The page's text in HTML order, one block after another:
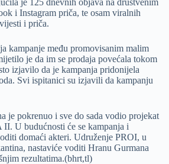
je 125 dnevnih objava na društvenim
i Instagram priča, te osam viralnih
i priča.
kampanje među promovisanim malim
je da im se prodaja povećala tokom
izjavilo da je kampanja pridonijela
Svi ispitanici su izjavili da kampanju
je pokrenuo i sve do sada vodio projekat
U budućnosti će se kampanja i
domaći akteri. Udruženje PROI, u
nastaviće voditi Hranu Gurmana
rezultatima.(bhrt,tl)